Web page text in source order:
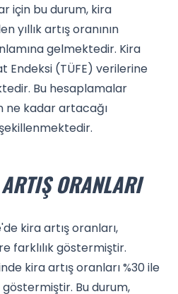
için bu durum, kira
yıllık artış oranının
gelmektedir. Kira
Endeksi (TÜFE) verilerine
Bu hesaplamalar
ne kadar artacağı
ORANLARI
kira artış oranları,
farklılık göstermiştir.
kira artış oranları %30 ile
göstermiştir. Bu durum,